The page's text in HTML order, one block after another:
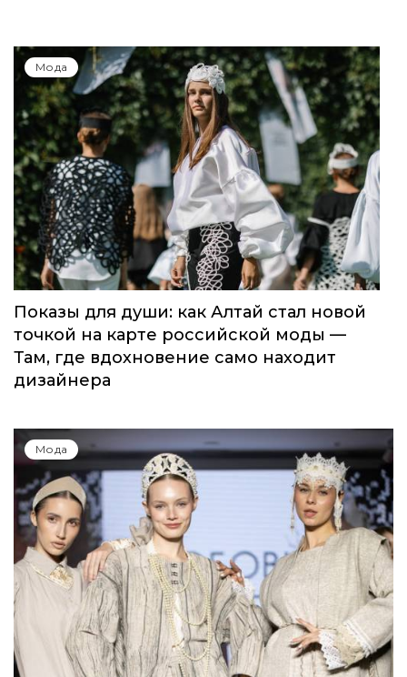
Мода
Показы для души: как Алтай стал новой
точкой на карте российской моды —
Там, где вдохновение само находит
дизайнера
Мода